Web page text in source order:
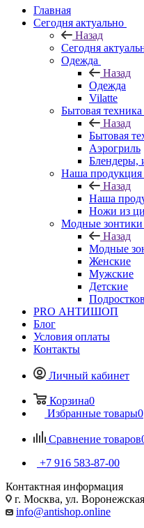
Главная
Сегодня актуально
Назад
Сегодня
Одежда
Назад
Одежда
Vilatte
Бытовая
Назад
Бытовая
Аэрогриль
Блендеры,
Наша продукция
Назад
Наша
Ножи из
Модные зонтики
Назад
Модные
Женские
Мужские
Детские
PRO АНТИШОП
Блог
Условия оплаты
Контакты
Личный кабинет
Корзина0
Избранные товары0
Сравнение товаров
+7 916 583-87-00
Контактная информация
г. Москва, ул.
info@antishop.online